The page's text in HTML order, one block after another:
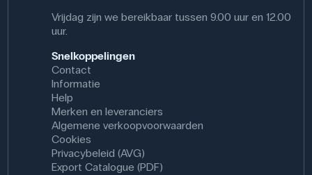
Vrijdag zijn we bereikbaar tussen 9.00 uur en 12.00
uur.
Snelkoppelingen
Contact
Informatie
Help
Merken en leveranciers
Algemene verkoopvoorwaarden
Cookies
Privacybeleid (AVG)
Export Catalogue (PDF)